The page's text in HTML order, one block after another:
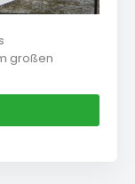
großen